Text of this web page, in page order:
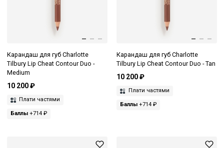
Карандаш для губ Charlotte
Tilbury Lip Cheat Contour Duo -
Medium
10 200 ₽
Плати частями
Баллы +714 ₽
Карандаш для губ Charlotte
Tilbury Lip Cheat Contour Duo - Tan
10 200 ₽
Плати частями
Баллы+714 ₽